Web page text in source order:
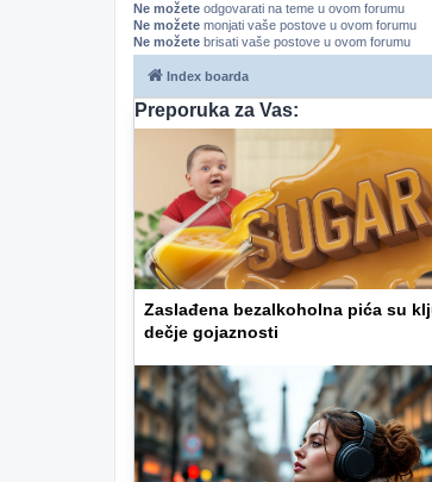
Ne možete odgovarati na teme u ovom forumu
Ne možete monjati vaše postove u ovom forumu
Ne možete brisati vaše postove u ovom forumu
Index boarda
Preporuka za Vas:
Zaslađena bezalkoholna pića su
dečje gojaznosti